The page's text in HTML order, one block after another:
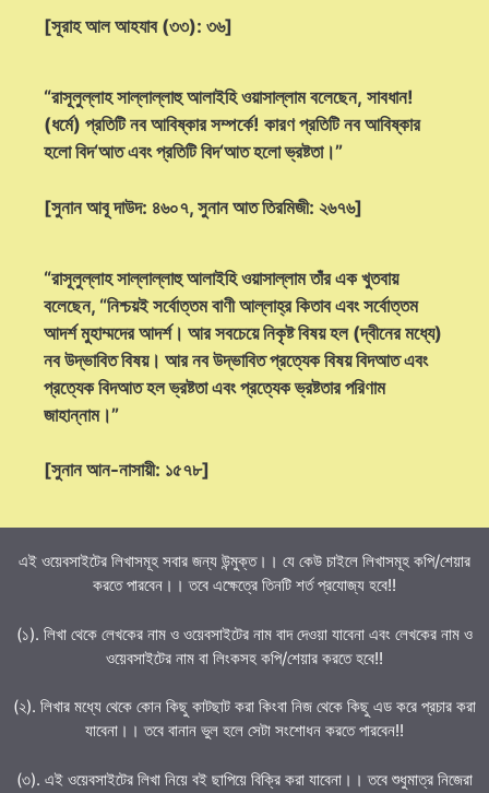
[সূরাহ আল আহযাব (৩৩): ৩৬]
“রাসূলুল্লাহ সাল্লাল্লাহু আলাইহি ওয়াসাল্লাম বলেছেন, সাবধান!
(ধর্মে) প্রতিটি নব আবিষ্কার সম্পর্কে! কারণ প্রতিটি নব আবিষ্কার
হলো বিদ‘আত এবং প্রতিটি বিদ‘আত হলো ভ্রষ্টতা।”
[সুনান আবূ দাউদ: ৪৬০৭, সুনান আত তিরমিজী: ২৬৭৬]
“রাসূলুল্লাহ সাল্লাল্লাহু আলাইহি ওয়াসাল্লাম তাঁর এক খুতবায়
বলেছেন, “নিশ্চয়ই সর্বোত্তম বাণী আল্লাহ্‌র কিতাব এবং সর্বোত্তম
আদর্শ মুহাম্মদের আদর্শ। আর সবচেয়ে নিকৃষ্ট বিষয় হল (দ্বীনের মধ্যে)
নব উদ্ভাবিত বিষয়। আর নব উদ্ভাবিত প্রত্যেক বিষয় বিদআত এবং
প্রত্যেক বিদআত হল ভ্রষ্টতা এবং প্রত্যেক ভ্রষ্টতার পরিণাম
জাহান্নাম।”
[সুনান আন-নাসায়ী: ১৫৭৮]
এই ওয়েবসাইটের লিখাসমূহ সবার জন্য উন্মুক্ত।। যে কেউ চাইলে লিখাসমূহ কপি/শেয়ার
করতে পারবেন।। তবে এক্ষেত্রে তিনটি শর্ত প্রযোজ্য হবে!!
(১). লিখা থেকে লেখকের নাম ও ওয়েবসাইটের নাম বাদ দেওয়া যাবেনা এবং লেখকের নাম ও
ওয়েবসাইটের নাম বা লিংকসহ কপি/শেয়ার করতে হবে!!
(২). লিখার মধ্যে থেকে কোন কিছু কাটছাট করা কিংবা নিজ থেকে কিছু এড করে প্রচার করা
যাবেনা।। তবে বানান ভুল হলে সেটা সংশোধন করতে পারবেন!!
(৩). এই ওয়েবসাইটের লিখা নিয়ে বই ছাপিয়ে বিক্রি করা যাবেনা।। তবে শুধুমাত্র নিজেরা